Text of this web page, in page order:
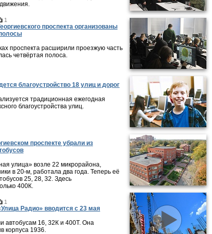
1
проспекта организованы
проспекта расширили проезжую часть
четвёртая полоса.
благоустройство 18 улиц и дорог
традиционная ежегодная
благоустройства улиц.
проспекте убрали из
улица» возле 22 микрорайона,
в 20-м, работала два года. Теперь её
25, 28, 32. Здесь
400К.
1
Радио» вводится с 23 мая
автобусам 16, 32К и 400Т. Она
корпуса 1936.